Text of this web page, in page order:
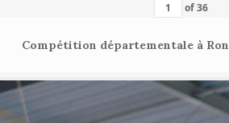
of36
Compétition départementale à